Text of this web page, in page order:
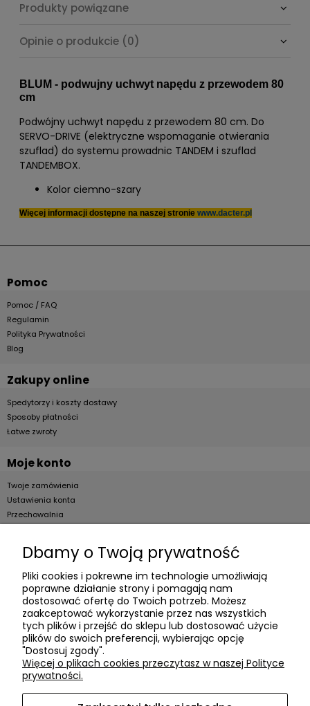
Produkty powiązane
Opinie o produkcie (0)
BLUM - podwujny uchwyt napędu z przewodem 80
cm
Podwójny uchwyt napędu z przewodem 80 cm. Do
SERVO-DRIVE (elektryczne wspomaganie otwierania
szuflad) do systemu prowadnic TANDEM i szuflad
TANDEMBOX.
Kolor ciemno-szary
Więcej informacji dostępne na naszej stronie www.dacter.pl
Pomoc
Pomoc / FAQ
Regulamin
Polityka Prywatności
Blog
Zakupy online
Spedytorzy i koszty dostawy
Sposoby płatności
Łatwe zwroty
Moje konto
Twoje zamówienia
Ustawienia konta
Przechowalnia
Dla firm
O firmie
Informacje o firmie
Kontakt
dacter.pl
Dbamy o Twoją prywatność
Pliki cookies i pokrewne im technologie umożliwiają
poprawne działanie strony i pomagają nam
dostosować ofertę do Twoich potrzeb. Możesz
zaakceptować wykorzystanie przez nas wszystkich
tych plików i przejść do sklepu lub dostosować użycie
plików do swoich preferencji, wybierając opcję
"Dostosuj zgody".
Więcej o plikach cookies przeczytasz w naszej Polityce
prywatności.